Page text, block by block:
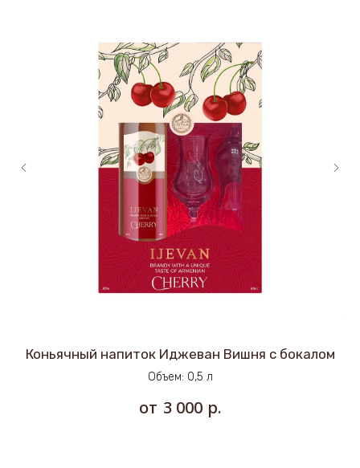
Коньячный напиток Иджеван Вишня с бокалом
Объем: 0,5 л
3 000 р.